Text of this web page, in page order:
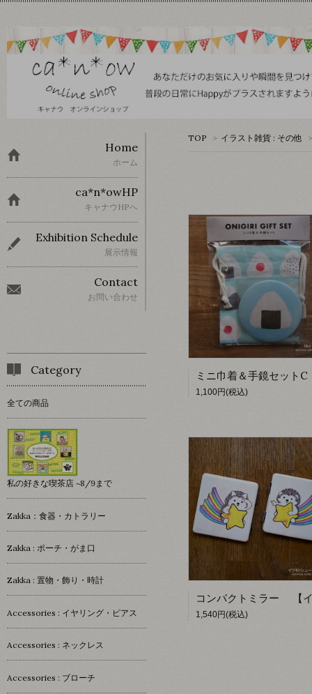
TOP > イラスト雑貨 : その他 >
1,100円(税込)
1,540円(税込)
Home
ホーム
ca*n*owHP
キャナウHPへ
Exhibition Schedule
展示情報
Contact
お問い合わせ
Category
全ての商品
私の好きな喫茶店 ~8/9まで
Zakka：食器・カトラリー
Zakka : ポーチ・がま口
Zakka : 置物・飾り・時計
Accessories : イヤリング・ピアス
Accessories : ネックレス
Accessories : ブローチ